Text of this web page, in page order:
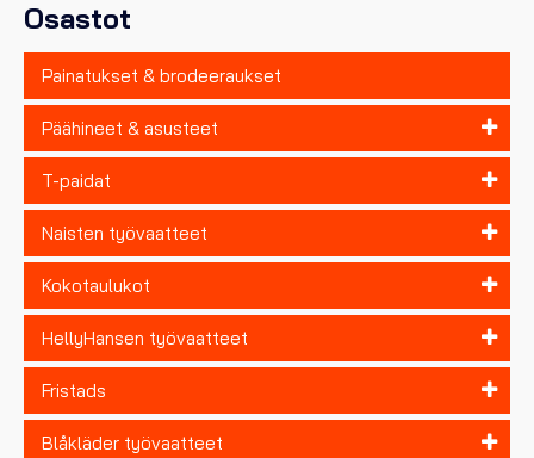
Osastot
Painatukset & brodeeraukset
Päähineet & asusteet
T-paidat
Naisten työvaatteet
Kokotaulukot
HellyHansen työvaatteet
Fristads
Blåkläder työvaatteet